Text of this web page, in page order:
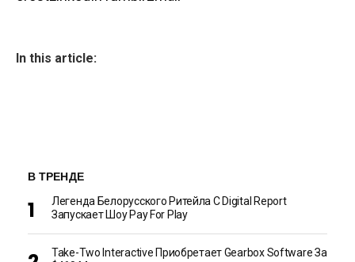
In this article:
В ТРЕНДЕ
Легенда Белорусского Ритейла C Digital Report
Запускает Шоу Pay For Play
Take-Two Interactive Приобретает Gearbox Software За